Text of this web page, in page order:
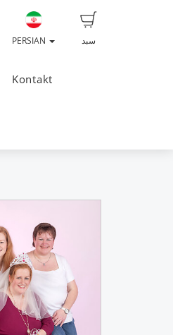
سبد PERSIAN
Kontakt